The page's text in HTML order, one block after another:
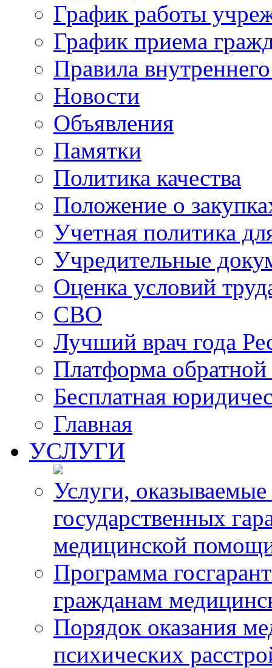
График работы
График приема
Правила
Новости
Объявления
Памятки
Политика качества
Положение о
Учетная политика
Учредительные
Оценка условий
СВО
Лучший врач года
Платформа
Бесплатная
Главная
УСЛУГИ
Услуги,
государственных
медицинской
Программа
гражданам
Порядок оказания
психических